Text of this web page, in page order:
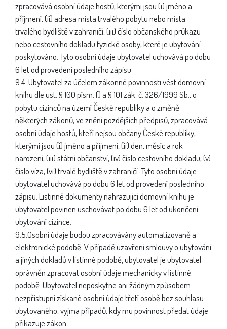
zpracovává osobní údaje hostů, kterými jsou (i) jméno a
příjmení, (ii) adresa místa trvalého pobytu nebo místa
trvalého bydliště v zahraničí, (iii) číslo občanského průkazu
nebo cestovního dokladu fyzické osoby, které je ubytování
poskytováno. Tyto osobní údaje ubytovatel uchovává po dobu
6 let od provedení posledního zápisu
9.4. Ubytovatel za účelem zákonné povinnosti vést domovní
knihu dle ust. § 100 písm. f) a § 101 zák. č. 326/1999 Sb., o
pobytu cizinců na území České republiky a o změně
některých zákonů, ve znění pozdějších předpisů, zpracovává
osobní údaje hostů, kteří nejsou občany České republiky,
kterými jsou (i) jméno a příjmení, (ii) den, měsíc a rok
narození, (iii) státní občanství, (iv) číslo cestovního dokladu, (v)
číslo víza, (vi) trvalé bydliště v zahraničí. Tyto osobní údaje
ubytovatel uchovává po dobu 6 let od provedení posledního
zápisu. Listinné dokumenty nahrazující domovní knihu je
ubytovatel povinen uschovávat po dobu 6 let od ukončení
ubytování cizince.
9.5.Osobní údaje budou zpracovávány automatizovaně a
elektronické podobě. V případě uzavření smlouvy o ubytování
a jiných dokladů v listinné podobě, ubytovatel je ubytovatel
oprávněn zpracovat osobní údaje mechanicky v listinné
podobě. Ubytovatel neposkytne ani žádným způsobem
nezpřístupní získané osobní údaje třetí osobě bez souhlasu
ubytovaného, vyjma případů, kdy mu povinnost předat údaje
přikazuje zákon.